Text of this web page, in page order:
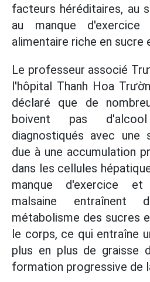
facteurs héréditaires, au
au manque
alimentaire riche en sucre
Le professeur associé
l'hôpital Thanh Hoa
déclaré que de
boivent pas
diagnostiqués avec une
due à une accumulation
dans les cellules
manque d'exercice et
malsaine entraînent
métabolisme des sucres
le corps, ce qui entraîne
plus en plus de graisse
formation progressive de